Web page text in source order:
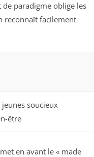
de paradigme oblige les
reconnaît facilement
soucieux
être
en avant le « made